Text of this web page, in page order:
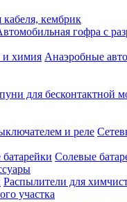
кембрик
гофра с
и химия Анаэробные
для бесконтактной
и реле
Солевые
Распылители для
участка